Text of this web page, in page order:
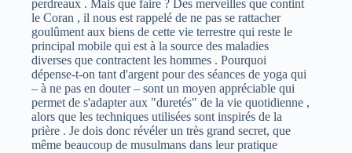
perdreaux . Mais que faire ? Des merveilles que contint
le Coran , il nous est rappelé de ne pas se rattacher
goulûment aux biens de cette vie terrestre qui reste le
principal mobile qui est à la source des maladies
diverses que contractent les hommes . Pourquoi
dépense-t-on tant d'argent pour des séances de yoga qui
– à ne pas en douter – sont un moyen appréciable qui
permet de s'adapter aux "duretés" de la vie quotidienne ,
alors que les techniques utilisées sont inspirés de la
prière . Je dois donc révéler un très grand secret, que
même beaucoup de musulmans dans leur pratique